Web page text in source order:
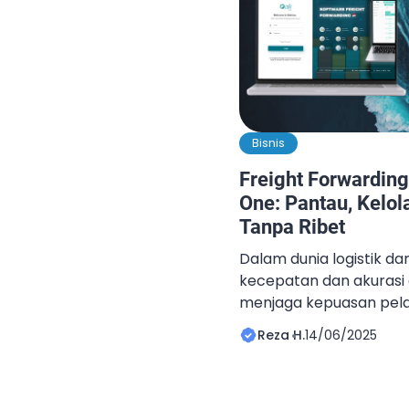
Bisnis
Freight
One: Pantau,
Tanpa Ribet
Dalam dunia logistik
kecepatan dan
menjaga kepuasan
bisnis. Salah satu
diadopsi adalah
Reza H.14/06/2025